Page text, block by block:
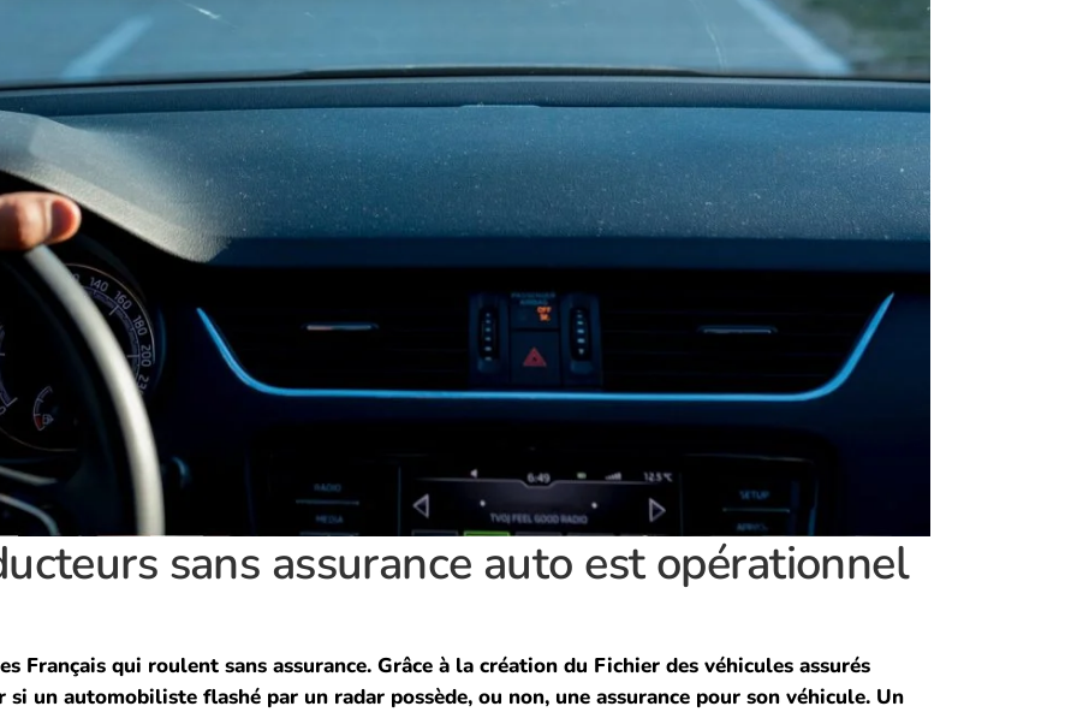
sans assurance auto est opérationnel
Français qui roulent sans assurance. Grâce à la création du Fichier des véhicules assurés
un automobiliste flashé par un radar possède, ou non, une assurance pour son véhicule. Un